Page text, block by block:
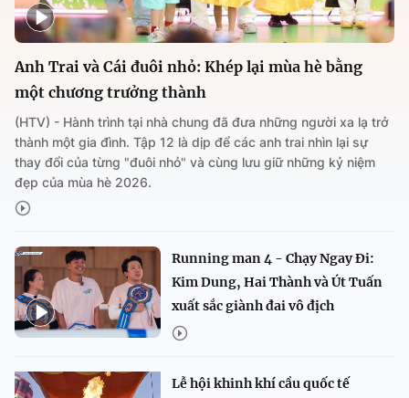
Anh Trai và Cái đuôi nhỏ: Khép lại mùa hè bằng
một chương trưởng thành
(HTV) - Hành trình tại nhà chung đã đưa những người xa lạ trở
thành một gia đình. Tập 12 là dịp để các anh trai nhìn lại sự
thay đổi của từng "đuôi nhỏ" và cùng lưu giữ những kỷ niệm
đẹp của mùa hè 2026.
Running man 4 - Chạy Ngay Đi:
Kim Dung, Hai Thành và Út Tuấn
xuất sắc giành đai vô địch
Lễ hội khinh khí cầu quốc tế